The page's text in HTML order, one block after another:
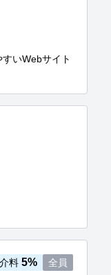
いWebサイト
料 5% 全員